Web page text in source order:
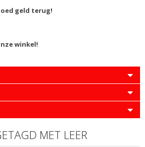
geld terug!
winkel!
MET LEER